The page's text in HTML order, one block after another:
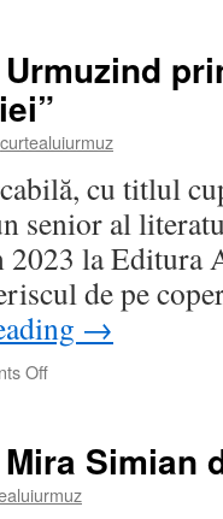
curtealuiurmuz
cu titlul
senior al
2023 la Editura
de pe
→
Offon
Urmuzind
prin
Simian